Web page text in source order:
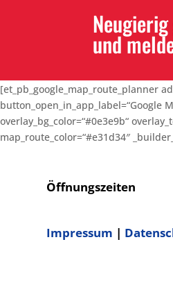
und
[et_pb_google_map_route_planner
button_open_in_app_label=“Google
overlay_bg_color=“#0e3e9b“
map_route_color=“#e31d34″
Öffnungszeiten
Impressum |